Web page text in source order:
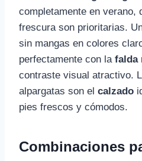
completamente en verano,
frescura son prioritarias.
sin mangas en colores
perfectamente con la falda
contraste visual atractivo.
alpargatas son el calzado
pies frescos y cómodos.
Combinaciones